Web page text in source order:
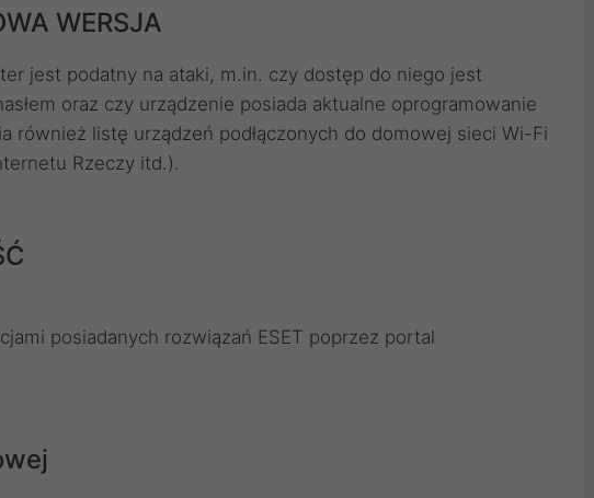
WERSJA
jest podatny na ataki, m.in. czy dostęp do niego jest
oraz czy urządzenie posiada aktualne oprogramowanie
również listę urządzeń podłączonych do domowej sieci Wi-Fi
Rzeczy itd.).
posiadanych rozwiązań ESET poprzez portal